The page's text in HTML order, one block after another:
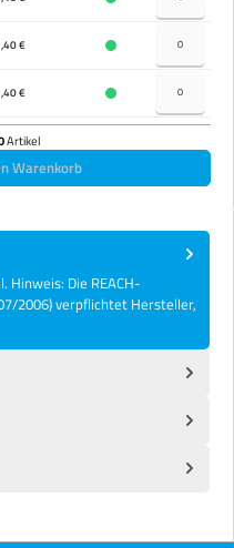
€
€
Artikel
Warenkorb
Hinweis: Die REACH-
2006) verpflichtet Hersteller,